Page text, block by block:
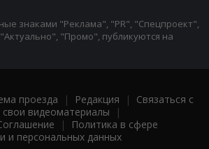
знаками "Реклама", "PR", "Спецпроект",
"Промо", публикуются на
проезда | Редакция | Связаться с
свои видеоматериалы |
|
Политика в сфере
и персональных данных